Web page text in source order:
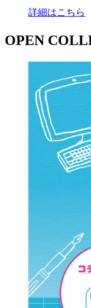
詳細はこちら
OPEN